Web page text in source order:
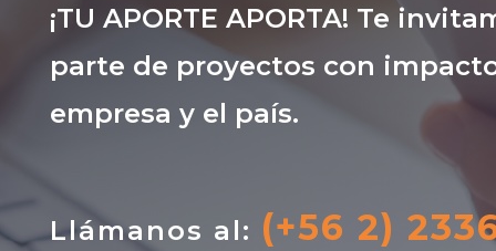
¡TU APORTE APORTA! Te
parte de proyectos con
empresa y el país.
Llámanos al: (+56 2)